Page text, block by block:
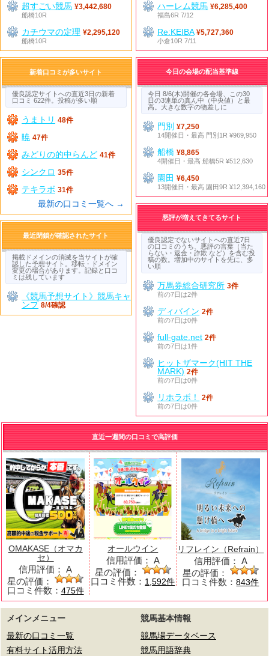
超すごい競馬 ¥3,442,680
船橋10R
カチウマの定理 ¥2,295,120
船橋10R
ハーレム競馬 ¥6,285,400
福島6R 7/12
Re:KEIBA ¥5,727,360
小倉10R 7/11
新着口コミが多いサイト
優良認定サイトへの直近3日の新着
口コミ 622件。投稿が多い順
うまトリ 48件
暁 47件
みどりの的中らんど 41件
シンクロ 35件
テキラボ 31件
最新の口コミ一覧へ →
今日の会場の配当基準線
今日 8/6(木)開催の各会場、この30
日の3連単の真ん中（中央値）と最
高。大きな数字の物差しに
門別¥7,250
14開催日・最高 門別1R ¥969,950
船橋¥8,865
4開催日・最高 船橋5R ¥512,630
園田¥6,450
13開催日・最高 園田9R ¥12,394,160
悪評が増えてきてるサイト
優良認定でないサイトへの直近7日
の口コミのうち、悪評の言葉（当た
らない・返金・詐欺 など）を含む投
稿の数。増加中のサイトを先に、多
い順
万馬券総合研究所 3件
前の7日は2件
ディバイン 2件
前の7日は0件
full-gate.net 2件
前の7日は1件
ヒットザマーク(HIT THE
MARK) 2件
前の7日は0件
リホラボ！
2件
前の7日は0件
最近閉鎖が確認されたサイト
掲載ドメインの消滅を当サイトが確
認した予想サイト。移転・ドメイン
変更の場合があります。記録と口コ
ミは残しています
《競馬予想サイト》競馬キャ
ンプ 8/4確認
直近一週間の口コミで高評価
OMAKASE（オマカ
セ）
信用評価： A
星の評価：
口コミ件数： 475件
オールウイン
信用評価： A
星の評価：
口コミ件数： 1,592件
リフレイン（Refrain）
信用評価： A
星の評価：
口コミ件数：843件
メインメニュー
最新の口コミ一覧
有料サイト活用方法
競馬基本情報
競馬場データベース
競馬用語辞典